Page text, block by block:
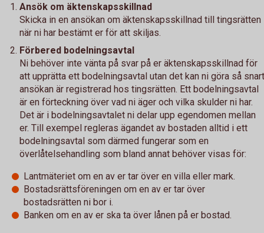
Ansök om äktenskapsskillnad
Skicka in en ansökan om äktenskapsskillnad till tingsrätten
när ni har bestämt er för att skiljas.
Förbered bodelningsavtal
Ni behöver inte vänta på svar på er äktenskapsskillnad för
att upprätta ett bodelningsavtal utan det kan ni göra så snart
ansökan är registrerad hos tingsrätten. Ett bodelningsavtal
är en förteckning över vad ni äger och vilka skulder ni har.
Det är i bodelningsavtalet ni delar upp egendomen mellan
er. Till exempel regleras ägandet av bostaden alltid i ett
bodelningsavtal som därmed fungerar som en
överlåtelsehandling som bland annat behöver visas för:
Lantmäteriet om en av er tar över en villa eller mark.
Bostadsrättsföreningen om en av er tar över
bostadsrätten ni bor i.
Banken om en av er ska ta över lånen på er bostad.